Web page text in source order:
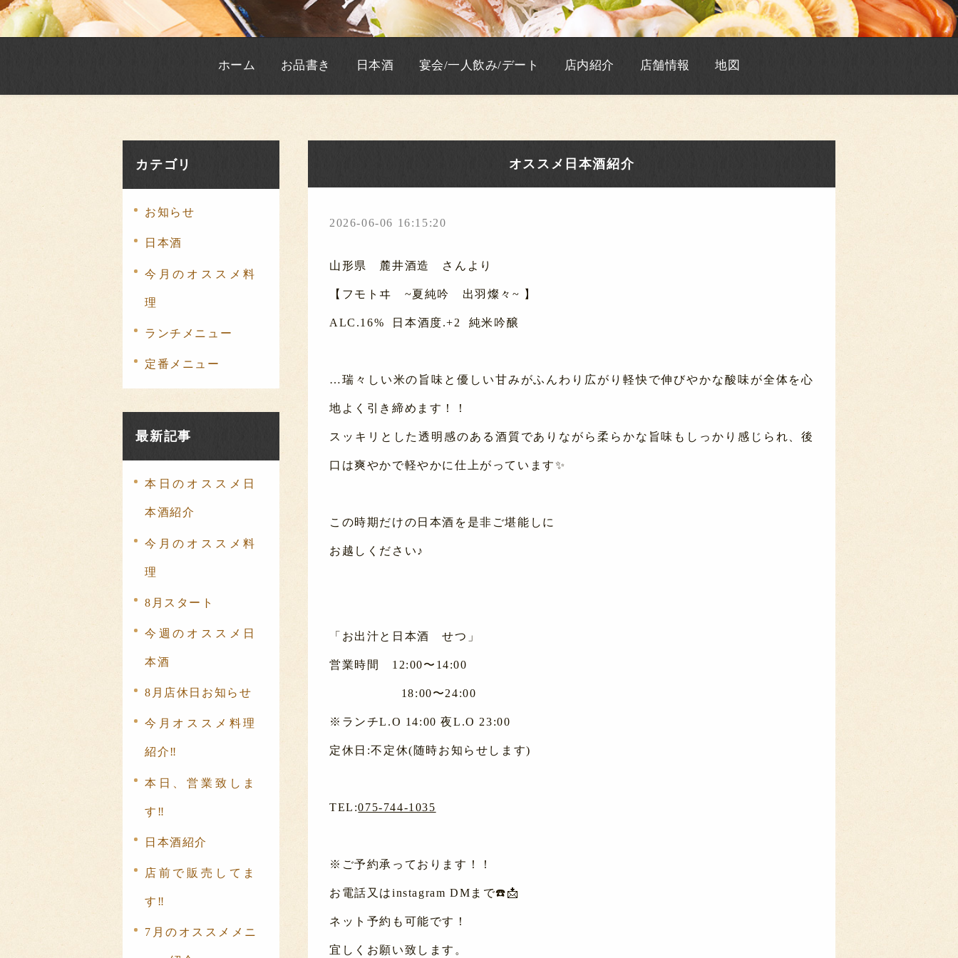
ホーム お品書き 日本酒 宴会/一人飲み/デート 店内紹介 店舗情報 地図
カテゴリ
お知らせ
日本酒
今月のオススメ料
理
ランチメニュー
定番メニュー
最新記事
本日のオススメ日
本酒紹介
今月のオススメ料
理
8月スタート
今週のオススメ日
本酒
8月店休日お知らせ
今月オススメ料理
紹介‼️
本日、営業致しま
す‼️
日本酒紹介
店前で販売してま
す‼️
7月のオススメメニ
オススメ日本酒紹介
2026-06-06 16:15:20
山形県 麓井酒造 さんより
【フモトヰ ~夏純吟 出羽燦々~ 】
ALC.16% 日本酒度.+2 純米吟醸
…瑞々しい米の旨味と優しい甘みがふんわり広がり軽快で伸びやかな酸味が全体を心
地よく引き締めます！！
スッキリとした透明感のある酒質でありながら柔らかな旨味もしっかり感じられ、後
口は爽やかで軽やかに仕上がっています✨
この時期だけの日本酒を是非ご堪能しに
お越しください♪
「お出汁と日本酒 せつ」
営業時間 12:00〜14:00
18:00〜24:00
※ランチL.O 14:00 夜L.O 23:00
定休日:不定休(随時お知らせします)
TEL:075-744-1035
※ご予約承っております！！
お電話又はinstagram DMまで☎️📩
ネット予約も可能です！
宜しくお願い致します。